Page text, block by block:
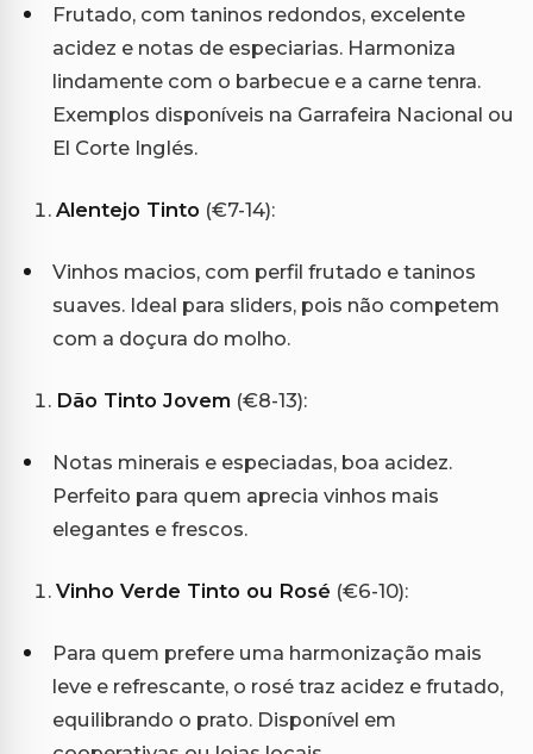
Frutado, com taninos redondos, excelente
acidez e notas de especiarias. Harmoniza
lindamente com o barbecue e a carne tenra.
Exemplos disponíveis na Garrafeira Nacional ou
El Corte Inglés.
Alentejo Tinto (€7-14):
Vinhos macios, com perfil frutado e taninos
suaves. Ideal para sliders, pois não competem
com a doçura do molho.
Dão Tinto Jovem (€8-13):
Notas minerais e especiadas, boa acidez.
Perfeito para quem aprecia vinhos mais
elegantes e frescos.
Vinho Verde Tinto ou Rosé (€6-10):
Para quem prefere uma harmonização mais
leve e refrescante, o rosé traz acidez e frutado,
equilibrando o prato. Disponível em